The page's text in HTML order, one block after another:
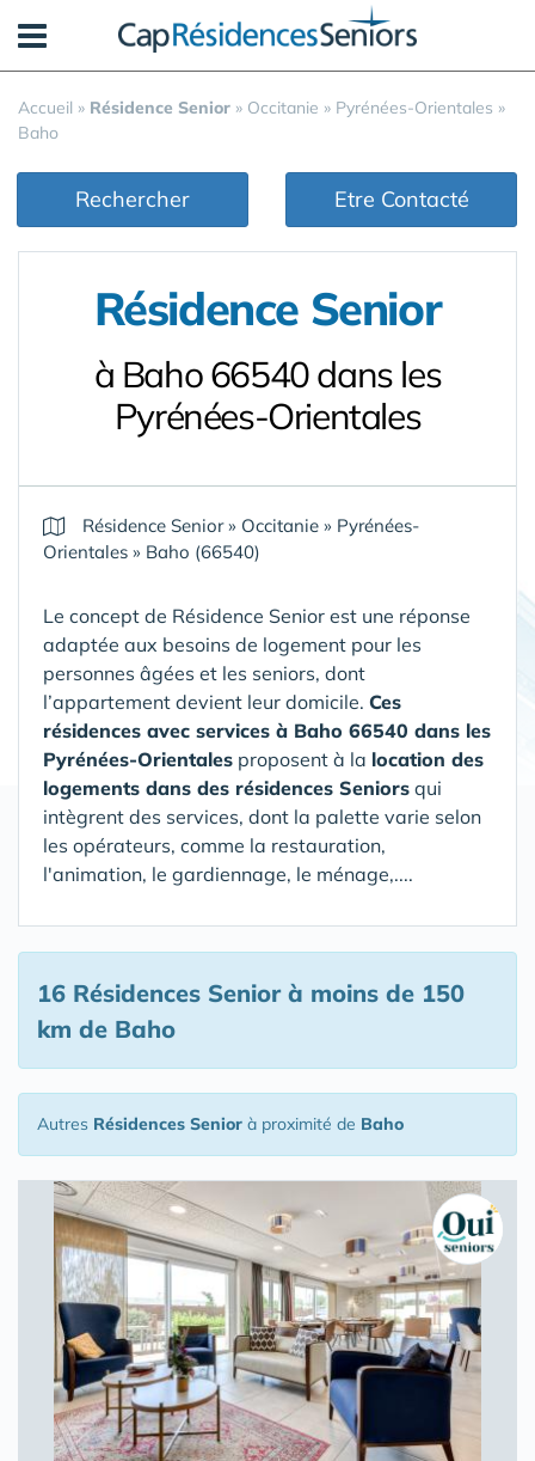
Accueil » Résidence Senior » Occitanie » Pyrénées-Orientales »
Baho
Rechercher Etre Contacté
Résidence Senior
à Baho 66540 dans les
Pyrénées-Orientales
Résidence Senior» Occitanie » Pyrénées-
Orientales » Baho (66540)
Le concept de Résidence Senior est une réponse
adaptée aux besoins de logement pour les
personnes âgées et les seniors, dont
l’appartement devient leur domicile. Ces
résidences avec services à Baho 66540 dans les
Pyrénées-Orientales proposent à la location des
logements dans des résidences Seniors qui
intègrent des services, dont la palette varie selon
les opérateurs, comme la restauration,
l'animation, le gardiennage, le ménage,....
16 Résidences Seniorà moins de 150
km de Baho
Autres Résidences Senior à proximité de Baho